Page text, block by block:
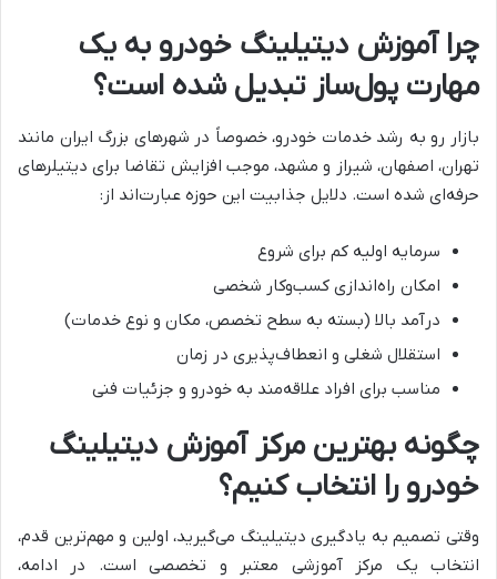
چرا آموزش دیتیلینگ خودرو به یک
مهارت پول‌ساز تبدیل شده است؟
بازار رو به رشد خدمات خودرو، خصوصاً در شهرهای بزرگ ایران مانند
تهران، اصفهان، شیراز و مشهد، موجب افزایش تقاضا برای دیتیلرهای
حرفه‌ای شده است. دلایل جذابیت این حوزه عبارت‌اند از:
سرمایه اولیه کم برای شروع
امکان راه‌اندازی کسب‌وکار شخصی
درآمد بالا (بسته به سطح تخصص، مکان و نوع خدمات)
استقلال شغلی و انعطاف‌پذیری در زمان
مناسب برای افراد علاقه‌مند به خودرو و جزئیات فنی
چگونه بهترین مرکز آموزش دیتیلینگ
خودرو را انتخاب کنیم؟
وقتی تصمیم به یادگیری دیتیلینگ می‌گیرید، اولین و مهم‌ترین قدم،
انتخاب یک مرکز آموزشی معتبر و تخصصی است. در ادامه،